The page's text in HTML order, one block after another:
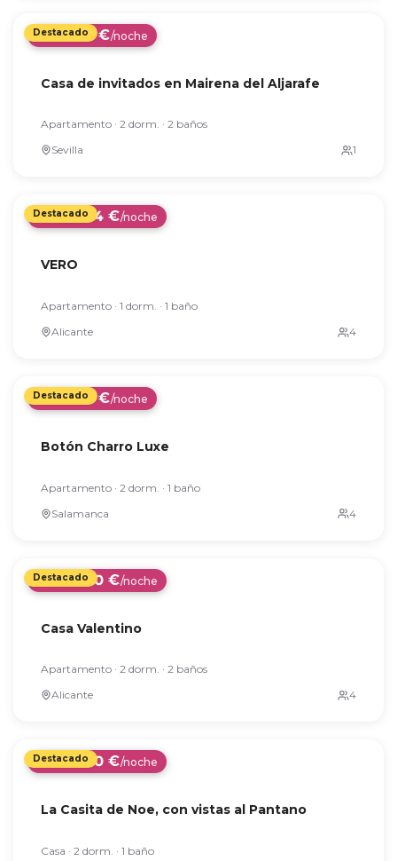
Apartamento · 2 dorm. · 2 baños
Desde204 €
VERO
95 €
Salamanca
Casa Valentino
Alicante
Desde140 € /noche